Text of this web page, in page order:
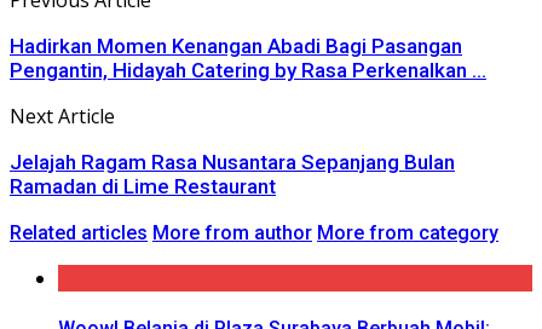
Hadirkan Momen Kenangan Abadi Bagi Pasangan
Pengantin, Hidayah Catering by Rasa Perkenalkan ...
Next Article
Jelajah Ragam Rasa Nusantara Sepanjang Bulan
Ramadan di Lime Restaurant
Related articles More from author More from category